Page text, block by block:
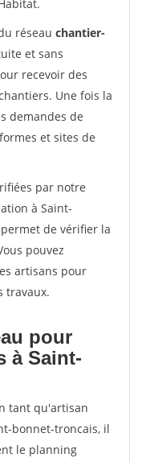
réseau chantier-
et sans
recevoir des
Une fois la
demandes de
et sites de
par notre
à Saint-
de vérifier la
pouvez
artisans pour
travaux.
pour
à Saint-
tant qu'artisan
bonnet-troncais, il
le planning